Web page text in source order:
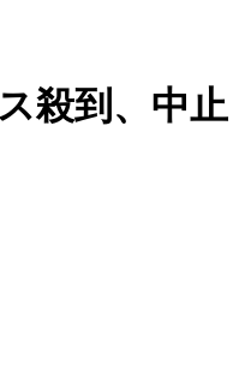
殺到、中止